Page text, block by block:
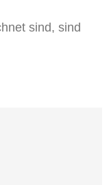
sind, sind